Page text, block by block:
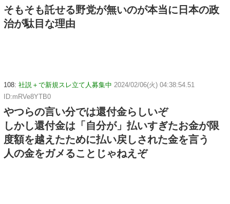
そもそも託せる野党が無いのが本当に日本の政
治が駄目な理由
108: 社説＋で新規スレ立て人募集中 2024/02/06(火) 04:38:54.51
ID:mRVe8YTB0
やつらの言い分では還付金らしいぞ
しかし還付金は「自分が」払いすぎたお金が限
度額を越えたために払い戻しされた金を言う
人の金をガメることじゃねえぞ